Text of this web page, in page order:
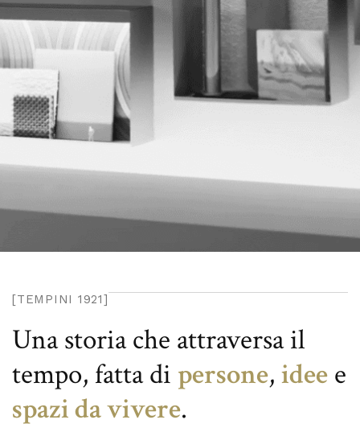
[TEMPINI 1921]
Una storia che attraversa il
tempo, fatta di persone, idee e
spazi da vivere.